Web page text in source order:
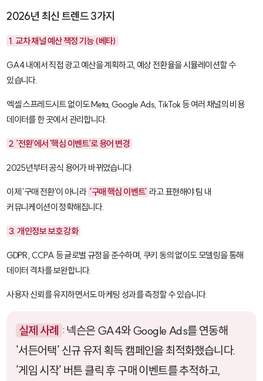
2026년 최신 트렌드 3가지
1. 교차 채널 예산 책정 기능 (베타)
GA4 내에서 직접 광고 예산을 계획하고, 예상 전환율을 시뮬레이션할 수
있습니다.
엑셀 스프레드시트 없이도 Meta, Google Ads, TikTok 등 여러 채널의 비용
데이터를 한 곳에서 관리합니다.
2. '전환'에서 '핵심 이벤트'로 용어 변경
2025년부터 공식 용어가 바뀌었습니다.
이제 '구매 전환'이 아니라 '구매 핵심 이벤트' 라고 표현해야 팀 내
커뮤니케이션이 정확해집니다.
3. 개인정보 보호 강화
GDPR, CCPA 등 글로벌 규정을 준수하며, 쿠키 동의 없이도 모델링을 통해
데이터 격차를 보완합니다.
사용자 신뢰를 유지하면서도 마케팅 성과를 측정할 수 있습니다.
실제 사례 : 넥슨은 GA4와 Google Ads를 연동해
'서든어택' 신규 유저 획득 캠페인을 최적화했습니다.
'게임 시작' 버튼 클릭 후 구매 이벤트를 추적하고,